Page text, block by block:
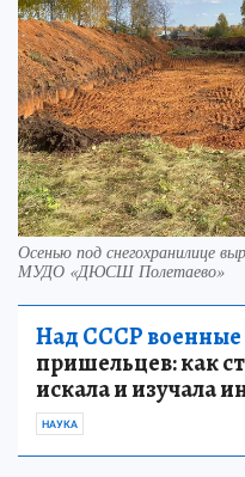
Осенью под снегохранилице
МУДО «ДЮСШ Полетаево»
Над СССР военные
пришельцев: как
искала и изучала
НАУКА